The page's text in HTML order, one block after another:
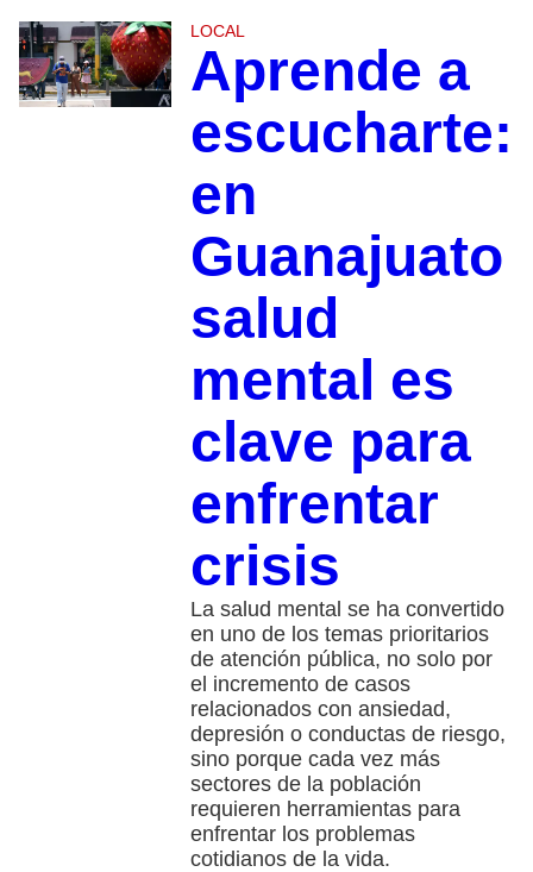
LOCAL
Aprende a
escucharte:
en
Guanajuato
salud
mental es
clave para
enfrentar
crisis
La salud mental se ha convertido
en uno de los temas prioritarios
de atención pública, no solo por
el incremento de casos
relacionados con ansiedad,
depresión o conductas de riesgo,
sino porque cada vez más
sectores de la población
requieren herramientas para
enfrentar los problemas
cotidianos de la vida.